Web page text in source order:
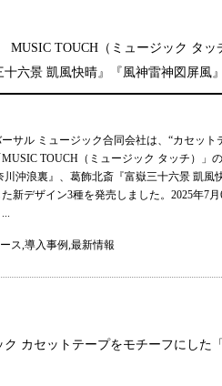
TOUCH（ミュージック タッ
六景 凱風快晴』『風神雷神図屏風
サル ミュージック合同会社は、“カセッ
MUSIC TOUCH（ミュージック タッチ）」
川沖浪裏』、葛飾北斎『富嶽三十六景 凱
新デザイン3種を発売しました。2025年7
ス,導入事例,最新情報
カセットテープをモチーフにした